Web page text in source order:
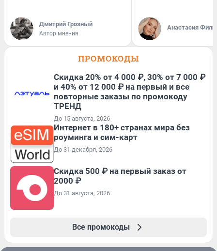
Дмитрий Грозный
Автор мнения
Анастасия
ПРОМОКОДЫ
Скидка 20% от 4 000 ₽, 30% от 7 000 ₽
и 40% от 12 000 ₽ на первый и все
повторные заказы по промокоду
ТРЕНД
До 15 августа, 2026
Интернет в 180+ странах мира без
роуминга и сим-карт
До 31 декабря, 2026
Скидка 500 ₽ на первый заказ от
2000 ₽
До 31 августа, 2026
Все промокоды